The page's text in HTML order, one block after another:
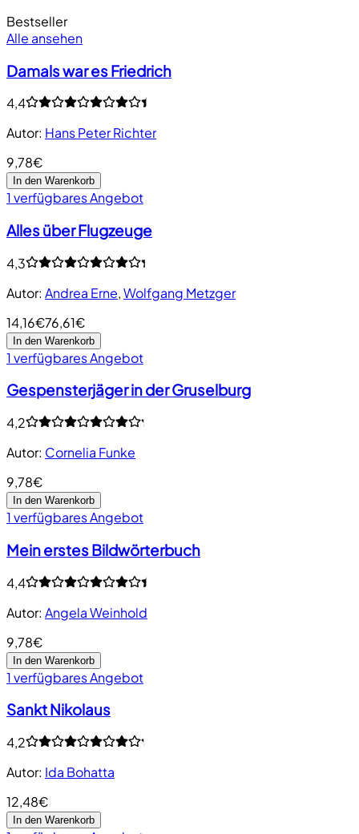
Bestseller
Alle ansehen
Damals war es Friedrich
4,4
Autor: Hans Peter Richter
9,78€
In den Warenkorb
1 verfügbares Angebot
Alles über Flugzeuge
4,3
Autor: Andrea Erne,Wolfgang Metzger
14,16€76,61€
In den Warenkorb
1 verfügbares Angebot
Gespensterjäger in der Gruselburg
4,2
Autor: Cornelia Funke
9,78€
In den Warenkorb
1 verfügbares Angebot
Mein erstes Bildwörterbuch
4,4
Autor: Angela Weinhold
9,78€
In den Warenkorb
1 verfügbares Angebot
Sankt Nikolaus
4,2
Autor: Ida Bohatta
12,48€
In den Warenkorb